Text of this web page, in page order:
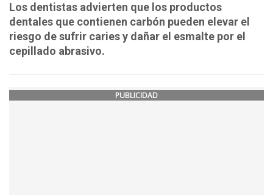
Los dentistas advierten que los productos
dentales que contienen carbón pueden elevar el
riesgo de sufrir caries y dañar el esmalte por el
cepillado abrasivo.
PUBLICIDAD